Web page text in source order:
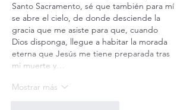
Santo Sacramento, sé que también para mí
se abre el cielo, de donde desciende la
gracia que me asiste para que, cuando
Dios disponga, llegue a habitar la morada
eterna que Jesús me tiene preparada tras
mi muerte y…
Mostrar más